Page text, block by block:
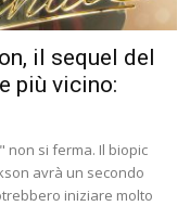
il sequel del
più vicino:
non si ferma. Il biopic
avrà un secondo
iniziare molto